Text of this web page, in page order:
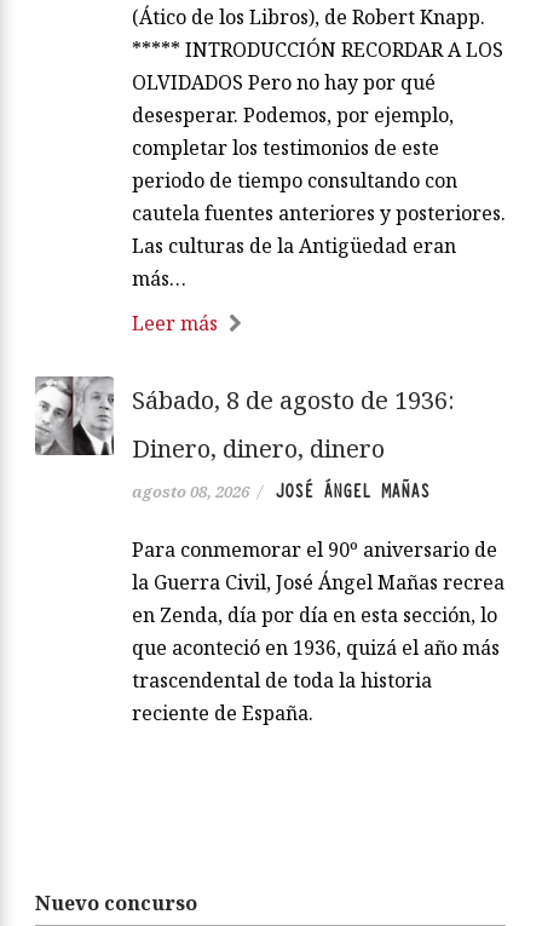
(Ático de los Libros), de Robert Knapp.
***** INTRODUCCIÓN RECORDAR A LOS
OLVIDADOS Pero no hay por qué
desesperar. Podemos, por ejemplo,
completar los testimonios de este
periodo de tiempo consultando con
cautela fuentes anteriores y posteriores.
Las culturas de la Antigüedad eran
más…
Leer más
Sábado, 8 de agosto de 1936:
Dinero, dinero, dinero
agosto 08, 2026 / JOSÉ ÁNGEL MAÑAS
Para conmemorar el 90º aniversario de
la Guerra Civil, José Ángel Mañas recrea
en Zenda, día por día en esta sección, lo
que aconteció en 1936, quizá el año más
trascendental de toda la historia
reciente de España.
Nuevo concurso